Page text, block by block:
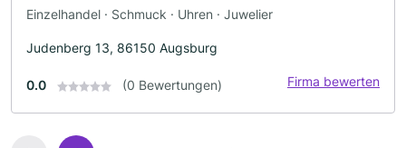
Einzelhandel · Schmuck · Uhren · Juwelier
Judenberg 13, 86150 Augsburg
0.0 (0 Bewertungen) Firma bewerten